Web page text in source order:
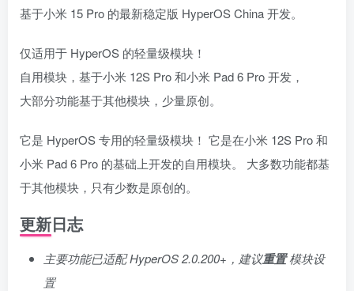
基于小米 15 Pro 的最新稳定版 HyperOS China 开发。
仅适用于 HyperOS 的轻量级模块！
自用模块，基于小米 12S Pro 和小米 Pad 6 Pro 开发，
大部分功能基于其他模块，少量原创。
它是 HyperOS 专用的轻量级模块！ 它是在小米 12S Pro 和
小米 Pad 6 Pro 的基础上开发的自用模块。 大多数功能都基
于其他模块，只有少数是原创的。
更新日志
主要功能已适配 HyperOS 2.0.200+，建议重置模块设
置